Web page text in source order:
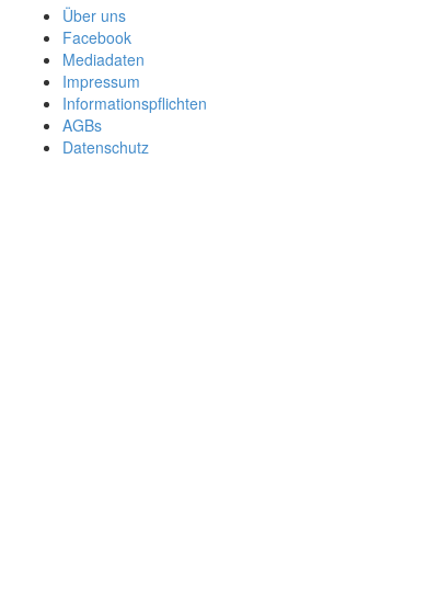
Über uns
Facebook
Mediadaten
Impressum
Informationspflichten
AGBs
Datenschutz